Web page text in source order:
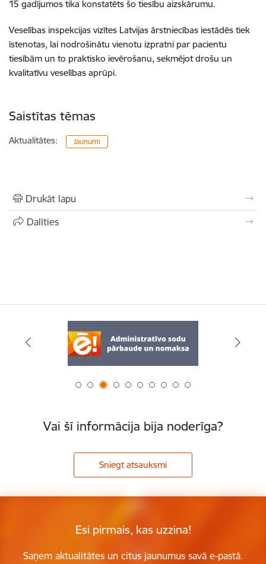
15 gadījumos tika konstatēts šo tiesību aizskārumu.
Veselības inspekcijas vizītes Latvijas ārstniecības iestādēs tiek
īstenotas, lai nodrošinātu vienotu izpratni par pacientu
tiesībām un to praktisko ievērošanu, sekmējot drošu un
kvalitatīvu veselības aprūpi.
Saistītas tēmas
Aktualitātes: Jaunumi
Drukāt lapu
Dalīties
Vai šī informācija bija noderīga?
Sniegt atsauksmi
Esi pirmais, kas uzzina!
Saņem aktualitātes un citus jaunumus savā e-pastā.